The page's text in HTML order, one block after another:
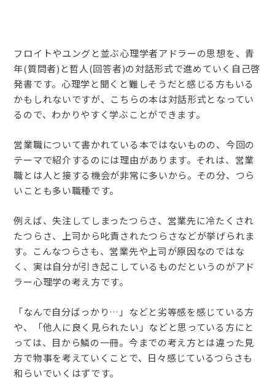
フロイトやユングと並ぶ心理学者アドラーの思想を、青
年(質問者)と哲人(回答者)の対話形式で進めていく自己啓
発書です。心理学と聞くと難しそうだと感じる方もいる
かもしれないですが、こちらの本は対話形式となってい
るので、わかりやすく学ぶことができます。
営業職について書かれている本ではないものの、今回の
テーマで紹介するのには理由があります。それは、営業
職とは人と接する機会が非常に多いから。その分、つら
いことも多い職種です。
例えば、失注してしまったつらさ、営業先に冷たくされ
たつらさ、上司から叱責されたつらさなどが挙げられま
す。こんなつらさも、営業先や上司が原因なのではな
く、実は自分が引き起こしているものだというのがアド
ラー心理学の考え方です。
「なんで自分ばっかり…」などと劣等感を感じている方
や、「他人に良く見られたい」などと思っている方にと
っては、目から鱗の一冊。今までの考え方とは違った見
方で物事を考えていくことで、日々感じているつらさも
和らいでいくはずです。